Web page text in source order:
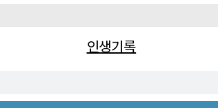
인생기록